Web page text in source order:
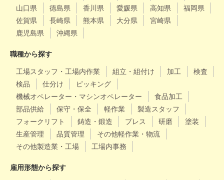
山口県
徳島県 香川県 愛媛県 高知県
福岡県
佐賀県
長崎県 熊本県 大分県
宮崎県
鹿児島県
沖縄県
職種から探す
工場スタッフ・工場内作業 組立・組付け 加工
検査
検品
仕分け
ピッキング
機械オペレーター・マシンオペレーター
食品加工
部品供給
保守・保全 軽作業
製造スタッフ
フォークリフト
鋳造・鍛造 プレス 研磨
塗装
生産管理
品質管理
その他軽作業・物流
その他製造業・工場
工場内事務
雇用形態から探す